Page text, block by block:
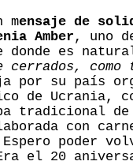
mensaje de
Amber , uno
es
cerrados,
por su país
de Ucrania,
tradicional
con
poder
el 20